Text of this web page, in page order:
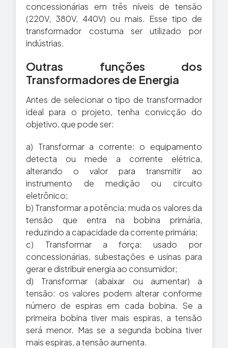
concessionárias em três níveis de tensão
(220V, 380V, 440V) ou mais. Esse tipo de
transformador costuma ser utilizado por
indústrias.
Outras funções dos
Transformadores de Energia
Antes de selecionar o tipo de transformador
ideal para o projeto, tenha convicção do
objetivo, que pode ser:
a) Transformar a corrente: o equipamento
detecta ou mede a corrente elétrica,
alterando o valor para transmitir ao
instrumento de medição ou circuito
eletrônico;
b) Transformar a potência: muda os valores da
tensão que entra na bobina primária,
reduzindo a capacidade da corrente primária;
c) Transformar a força: usado por
concessionárias, subestações e usinas para
gerar e distribuir energia ao consumidor;
d) Transformar (abaixar ou aumentar) a
tensão: os valores podem alterar conforme
número de espiras em cada bobina. Se a
primeira bobina tiver mais espiras, a tensão
será menor. Mas se a segunda bobina tiver
mais espiras, a tensão aumenta.